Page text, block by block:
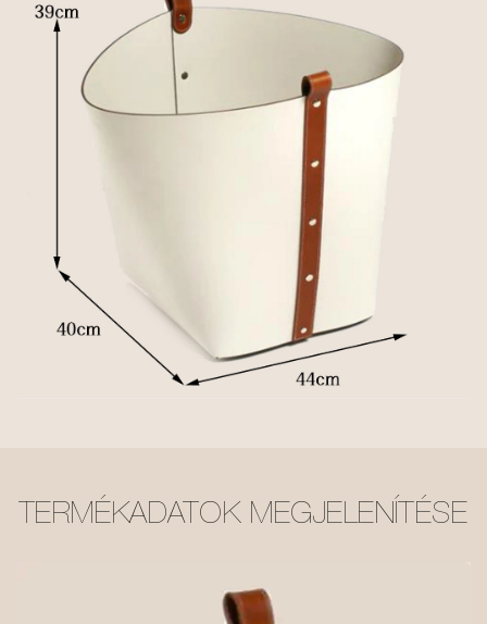
TERMÉKADATOK MEGJELENÍTÉSE